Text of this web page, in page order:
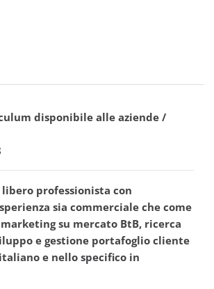
disponibile alle aziende /
libero professionista con
sia commerciale che come
su mercato BtB, ricerca
e gestione portafoglio cliente
e nello specifico in